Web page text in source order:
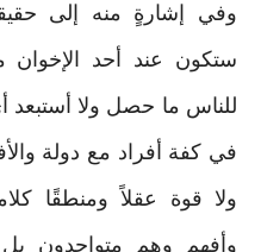
وفي إشارةٍ منه إلى
ستكون عند أحد الإخوان
للناس ما حصل ولا
في كفة أفراد مع دولة
ولا قوة عقلاً ومنطقًا
وأفهم وهم متواجدون